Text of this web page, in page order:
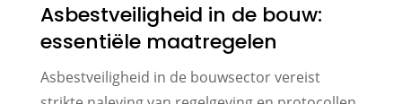
Asbestveiligheid in de bouw:
essentiële maatregelen
Asbestveiligheid in de bouwsector vereist